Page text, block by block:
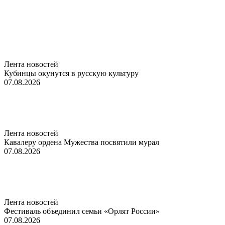
Лента новостей
Кубинцы окунутся в русскую культуру
07.08.2026
Лента новостей
Кавалеру ордена Мужества посвятили мурал
07.08.2026
Лента новостей
Фестиваль объединил семьи «Орлят России»
07.08.2026